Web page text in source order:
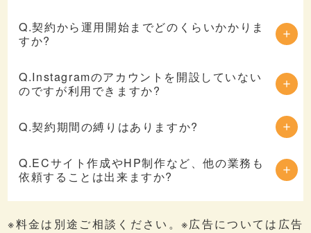
Q.契約から運用開始までどのくらいかかりま
すか?
Q.Instagramのアカウントを開設していない
のですが利用できますか?
Q.契約期間の縛りはありますか?
Q.ECサイト作成やHP制作など、他の業務も
依頼することは出来ますか?
※料金は別途ご相談ください。※広告については広告